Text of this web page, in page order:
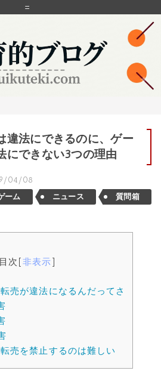
=
違法にできるのに、ゲー
にできない3つの理由
04/08
ーム
ニュース 質問箱
目次 [非表示]
売が違法になるんだってさ
売を禁止するのは難しい